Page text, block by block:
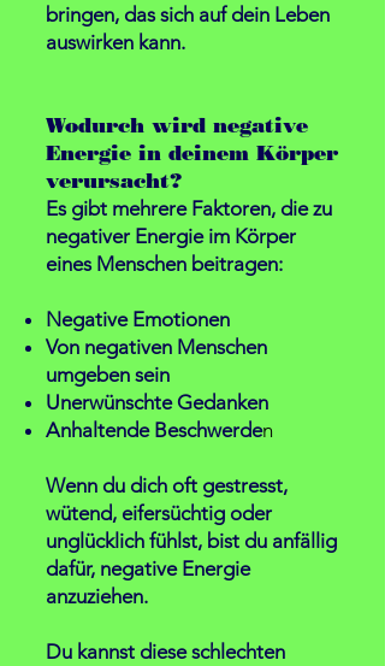
bringen, das sich auf dein Leben
auswirken kann.
Wodurch wird negative
Energie in deinem Körper
verursacht?
Es gibt mehrere Faktoren, die zu
negativer Energie im Körper
eines Menschen beitragen:
Negative Emotionen
Von negativen Menschen
umgeben sein
Unerwünschte Gedanken
Anhaltende Beschwerden
Wenn du dich oft gestresst,
wütend, eifersüchtig oder
unglücklich fühlst, bist du anfällig
dafür, negative Energie
anzuziehen.
Du kannst diese schlechten